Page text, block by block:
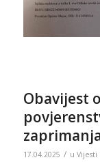
Obavijest
17.04.2025 / u Vijesti